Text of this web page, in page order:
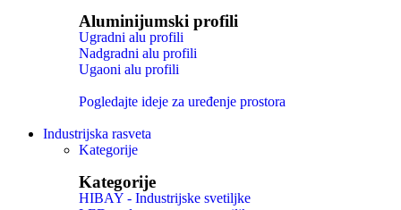
Aluminijumski profili
Ugradni alu profili
Nadgradni alu profili
Ugaoni alu profili
Pogledajte ideje za uređenje prostora
Industrijska rasveta
Kategorije
Kategorije
HIBAY - Industrijske svetiljke